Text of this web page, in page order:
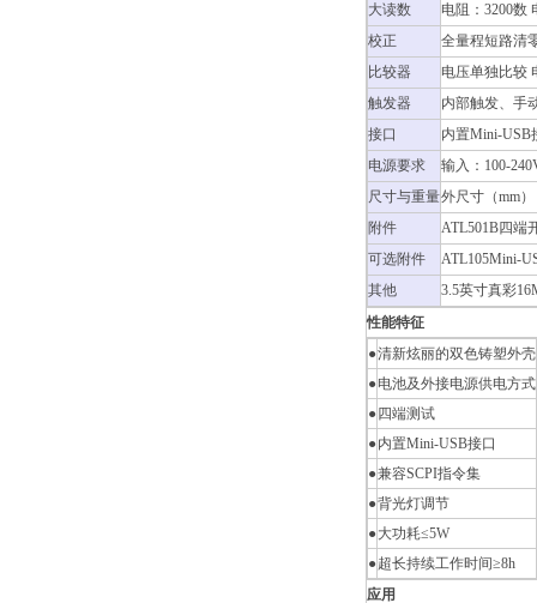
大读数
电阻：3200数
校正
全量程短路清
比较器
电压单独比较
触发器
内部触发、手
接口
内置Mini-USB
电源要求
输入：100-
尺寸与重量外尺寸（mm）
附件
ATL501B四端
可选附件
ATL105Mini-
其他
3.5英寸真彩
性能特征
●清新炫丽的双色铸塑外壳
●电池及外接电源供电方式
● 四端测试
●内置Mini-USB接口
●兼容SCPI指令集
●背光灯调节
●大功耗≤5W
●超长持续工作时间≥8h
应用